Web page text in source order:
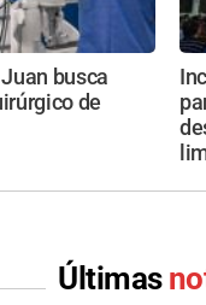
busca
de
Últimas